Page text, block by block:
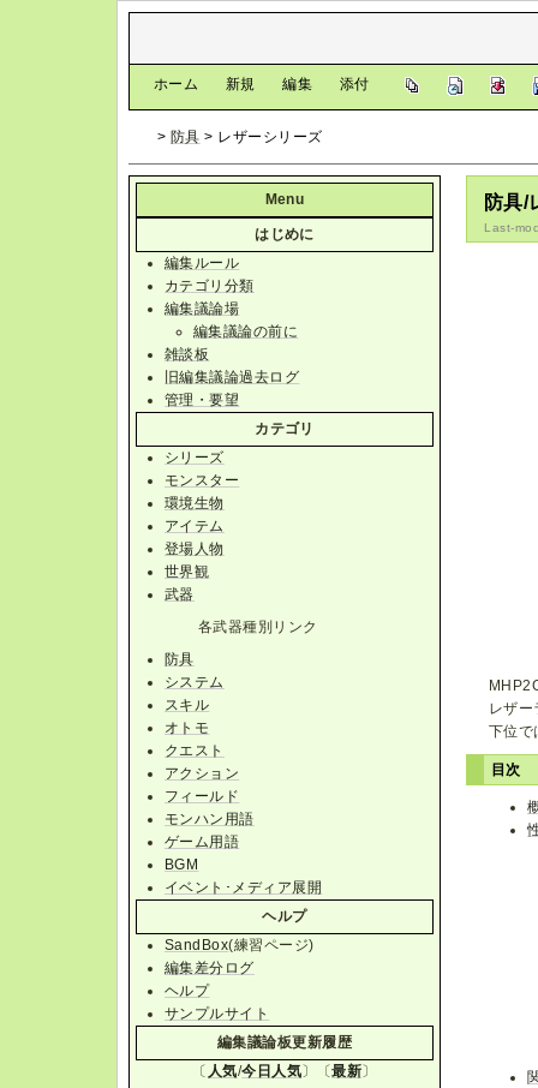
ホーム 新規 編集 添付
> 防具 > レザーシリーズ
防具/
Last-
レザ
下位で
目次
Menu
はじめに
編集ルール
カテゴリ分類
編集議論場
編集議論の前に
雑談板
旧編集議論過去ログ
管理・要望
カテゴリ
シリーズ
モンスター
環境生物
アイテム
登場人物
世界観
武器
各武器種別リンク
防具
システム
スキル
オトモ
クエスト
アクション
フィールド
モンハン用語
ゲーム用語
BGM
イベント･メディア展開
ヘルプ
SandBox(練習ページ)
編集差分ログ
ヘルプ
サンプルサイト
編集議論板更新履歴
〔 人気/今日人気〕〔最新〕